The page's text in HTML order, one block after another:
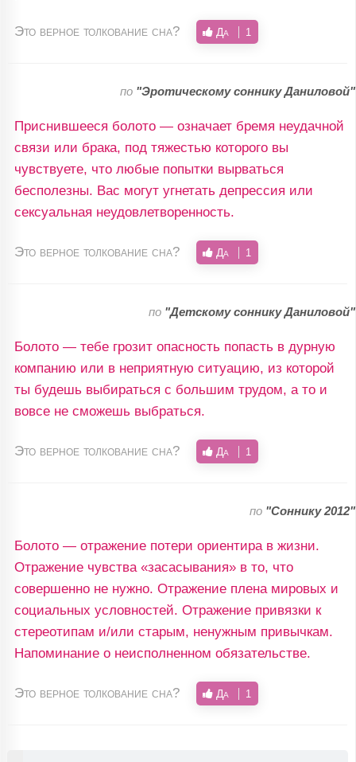
Это верное толкование сна? Да 1
по "Эротическому соннику Даниловой"
Приснившееся болото — означает бремя неудачной
связи или брака, под тяжестью которого вы
чувствуете, что любые попытки вырваться
бесполезны. Вас могут угнетать депрессия или
сексуальная неудовлетворенность.
Это верное толкование сна? Да 1
по "Детскому соннику Даниловой"
Болото — тебе грозит опасность попасть в дурную
компанию или в неприятную ситуацию, из которой
ты будешь выбираться с большим трудом, а то и
вовсе не сможешь выбраться.
Это верное толкование сна? Да 1
по "Соннику 2012"
Болото — отражение потери ориентира в жизни.
Отражение чувства «засасывания» в то, что
совершенно не нужно. Отражение плена мировых и
социальных условностей. Отражение привязки к
стереотипам и/или старым, ненужным привычкам.
Напоминание о неисполненном обязательстве.
Это верное толкование сна? Да 1